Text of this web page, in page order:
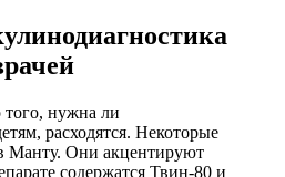
того, нужна ли
расходятся. Некоторые
Манту. Они акцентируют
содержатся Твин-80 и